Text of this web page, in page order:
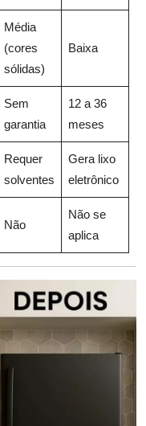
Média
(cores
sólidas)
Baixa
Sem
garantia
12 a 36
meses
Requer
solventes
Gera lixo
eletrônico
Não
Não se
aplica